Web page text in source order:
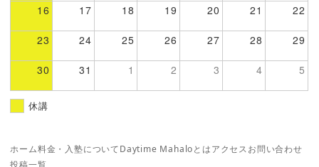
16 17 18 19 20 21 22
23 24 25 26 27 28 29
30 31 1 2 3 4 5
休講
ホーム料金・入塾についてDaytime Mahaloとはアクセスお問い合わせ
投稿一覧